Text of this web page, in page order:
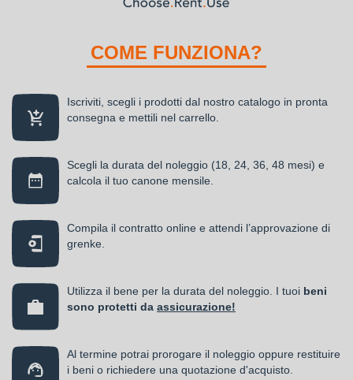
COME FUNZIONA?
Iscriviti, scegli i prodotti dal nostro catalogo in pronta
consegna e mettili nel carrello.
Scegli la durata del noleggio (18, 24, 36, 48 mesi) e
calcola il tuo canone mensile.
Compila il contratto online e attendi l’approvazione di
grenke.
Utilizza il bene per la durata del noleggio. I tuoi beni
sono protetti da assicurazione!
Al termine potrai prorogare il noleggio oppure restituire
i beni o richiedere una quotazione d'acquisto.